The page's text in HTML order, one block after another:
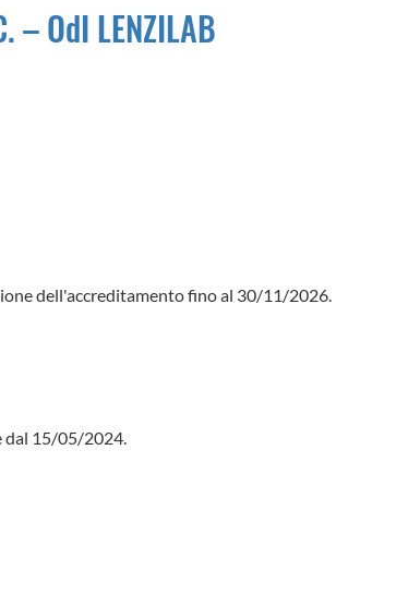
– OdI LENZILAB
dell'accreditamento fino al 30/11/2026.
dal 15/05/2024.